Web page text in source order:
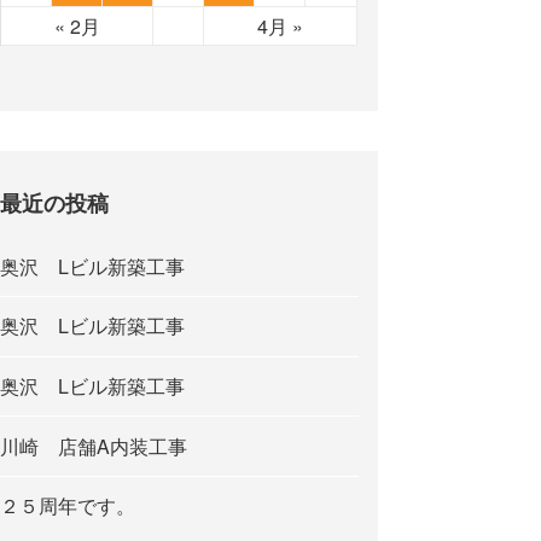
« 2月 4月 »
最近の投稿
奥沢 Lビル新築工事
奥沢 Lビル新築工事
奥沢 Lビル新築工事
川崎 店舗A内装工事
２５周年です。